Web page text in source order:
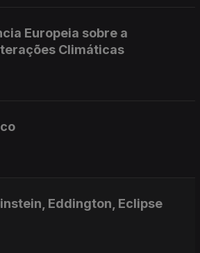
Europeia sobre a
Climáticas
Eddington, Eclipse